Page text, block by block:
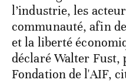
l’industrie, les
communauté, afin
et la liberté
déclaré Walter Fust,
Fondation de l'AIF,